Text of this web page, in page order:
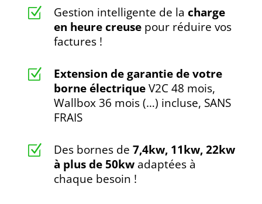
Z Gestion intelligente de la charge
en heure creusepour réduire vos
factures !
Z
Extension de garantie de votre
borne électriqueV2C 48 mois,
Wallbox 36 mois (…) incluse, SANS
FRAIS
Z Des bornes de 7,4kw, 11kw, 22kw
à plus de 50kwadaptées à
chaque besoin !